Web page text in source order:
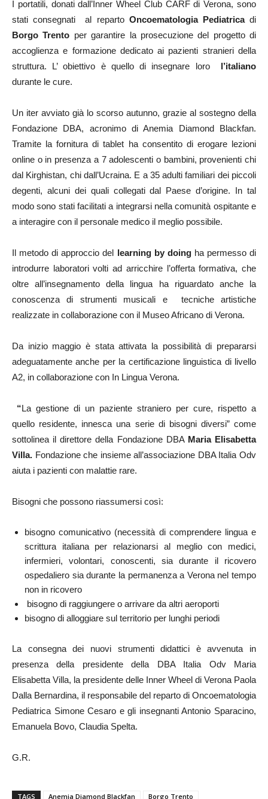
I portatili, donati dall’Inner Wheel Club CARF di Verona, sono
stati consegnati al reparto Oncoematologia Pediatricadi
Borgo Trento per garantire la prosecuzione del progetto di
accoglienza e formazione dedicato ai pazienti stranieri della
struttura. L’ obiettivo è quello di insegnare lorol’italiano
durante le cure.
Un iter avviato già lo scorso autunno, grazie al sostegno della
Fondazione DBA, acronimo di Anemia Diamond Blackfan.
Tramite la fornitura di tablet ha consentito di erogare lezioni
online o in presenza a 7 adolescenti o bambini, provenienti chi
dal Kirghistan, chi dall’Ucraina. E a 35 adulti familiari dei piccoli
degenti, alcuni dei quali collegati dal Paese d’origine. In tal
modo sono stati facilitati a integrarsi nella comunità ospitante e
a interagire con il personale medico il meglio possibile.
Il metodo di approccio del learning by doingha permesso di
introdurre laboratori volti ad arricchire l’offerta formativa, che
oltre all’insegnamento della lingua ha riguardato anche la
conoscenza di strumenti musicali e tecniche artistiche
realizzate in collaborazione con il Museo Africano di Verona.
Da inizio maggio è stata attivata la possibilità di prepararsi
adeguatamente anche per la certificazione linguistica di livello
A2, in collaborazione con In Lingua Verona.
“La gestione di un paziente straniero per cure, rispetto a
quello residente, innesca una serie di bisogni diversi” come
sottolinea il direttore della Fondazione DBA Maria Elisabetta
Villa. Fondazione che insieme all’associazione DBA Italia Odv
aiuta i pazienti con malattie rare.
Bisogni che possono riassumersi così:
bisogno comunicativo (necessità di comprendere lingua e
scrittura italiana per relazionarsi al meglio con medici,
infermieri, volontari, conoscenti, sia durante il ricovero
ospedaliero sia durante la permanenza a Verona nel tempo
non in ricovero
bisogno di raggiungere o arrivare da altri aeroporti
bisogno di alloggiare sul territorio per lunghi periodi
La consegna dei nuovi strumenti didattici è avvenuta in
presenza della presidente della DBA Italia Odv Maria
Elisabetta Villa, la presidente delle Inner Wheel di Verona Paola
Dalla Bernardina, il responsabile del reparto di Oncoematologia
Pediatrica Simone Cesaro e gli insegnanti Antonio Sparacino,
Emanuela Bovo, Claudia Spelta.
G.R.
TAGS Anemia Diamond Blackfan Borgo Trento